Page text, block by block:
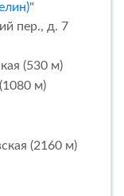
"
пер., д. 7
(530 м)
м)
(2160 м)